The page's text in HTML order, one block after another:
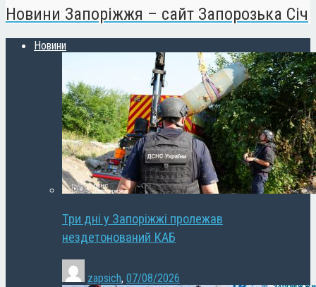
Новини Запоріжжя – сайт Запорозька Січ
Новини
Три дні у Запоріжжі пролежав
нездетонований КАБ
zapsich, 07/08/2026